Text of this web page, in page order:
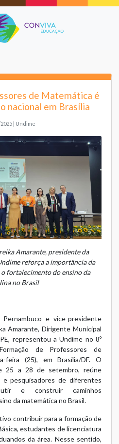
de Matemática é
nacional em Brasília
| Undime
Amarante, presidente da
reforça a importância da
fortalecimento do ensino da
no Brasil
e vice-presidente
Amarante, Dirigente Municipal
representou a Undime no 8º
de Professores de
feira (25), em Brasília/DF. O
25 a 28 de setembro, reúne
e pesquisadores de diferentes
e construir caminhos
da matemática no Brasil.
contribuir para a formação de
estudantes de licenciatura
da área. Nesse sentido,